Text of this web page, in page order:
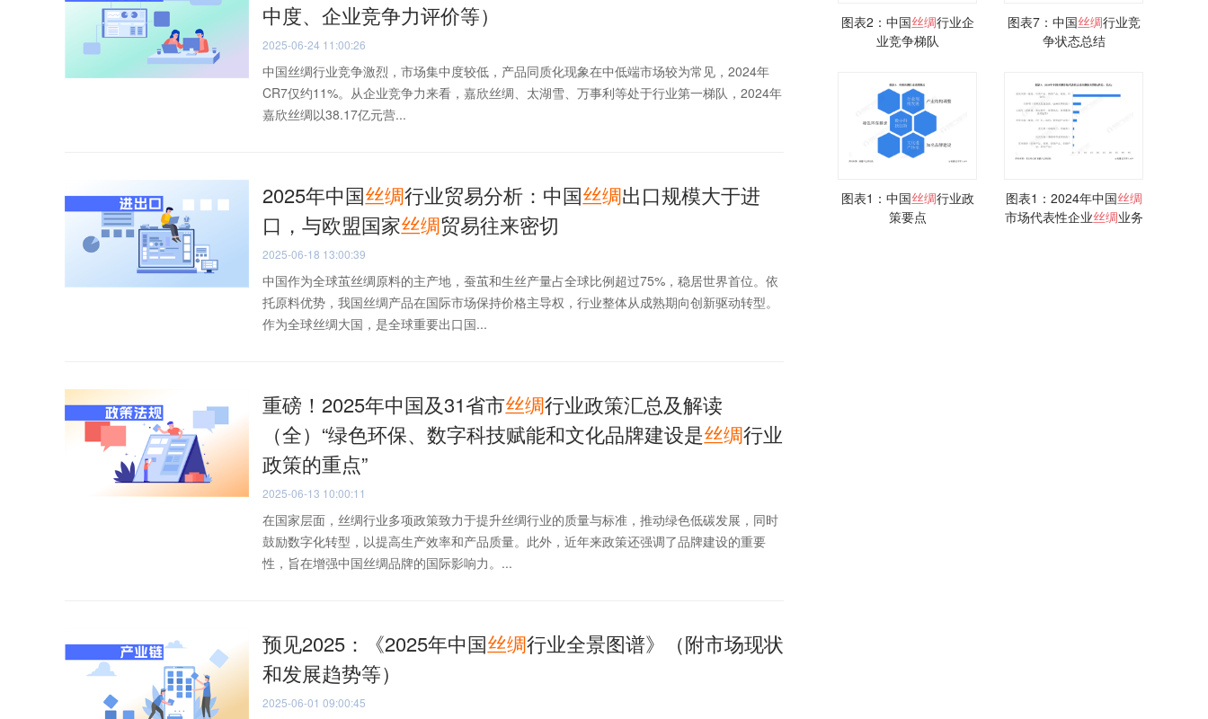
中度、企业竞争力评价等）
2025-06-24 11:00:26
中国丝绸行业竞争激烈，市场集中度较低，产品同质化现象在中低端市场较为常见，2024年
CR7仅约11%。从企业竞争力来看，嘉欣丝绸、太湖雪、万事利等处于行业第一梯队，2024年
嘉欣丝绸以38.17亿元营...
2025年中国丝绸行业贸易分析：中国丝绸出口规模大于进
口，与欧盟国家丝绸贸易往来密切
2025-06-18 13:00:39
中国作为全球茧丝绸原料的主产地，蚕茧和生丝产量占全球比例超过75%，稳居世界首位。依
托原料优势，我国丝绸产品在国际市场保持价格主导权，行业整体从成熟期向创新驱动转型。
作为全球丝绸大国，是全球重要出口国...
重磅！2025年中国及31省市丝绸行业政策汇总及解读
（全）“绿色环保、数字科技赋能和文化品牌建设是丝绸行业
政策的重点”
2025-06-13 10:00:11
在国家层面，丝绸行业多项政策致力于提升丝绸行业的质量与标准，推动绿色低碳发展，同时
鼓励数字化转型，以提高生产效率和产品质量。此外，近年来政策还强调了品牌建设的重要
性，旨在增强中国丝绸品牌的国际影响力。...
预见2025：《2025年中国丝绸行业全景图谱》（附市场现状
和发展趋势等）
2025-06-01 09:00:45
图表2：中国丝绸行业企
业竞争梯队
图表7：中国丝绸行业竞
争状态总结
图表1：中国丝绸行业政
策要点
图表1：2024年中国丝绸
市场代表性企业丝绸业务